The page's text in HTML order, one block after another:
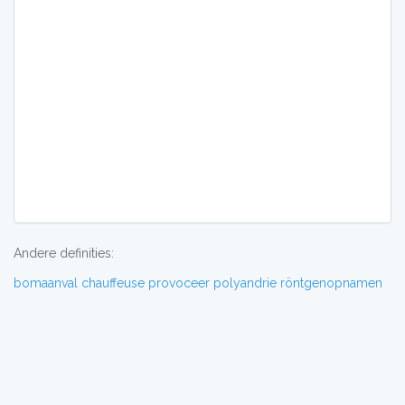
Andere definities:
bomaanval chauffeuse provoceer polyandrie röntgenopnamen